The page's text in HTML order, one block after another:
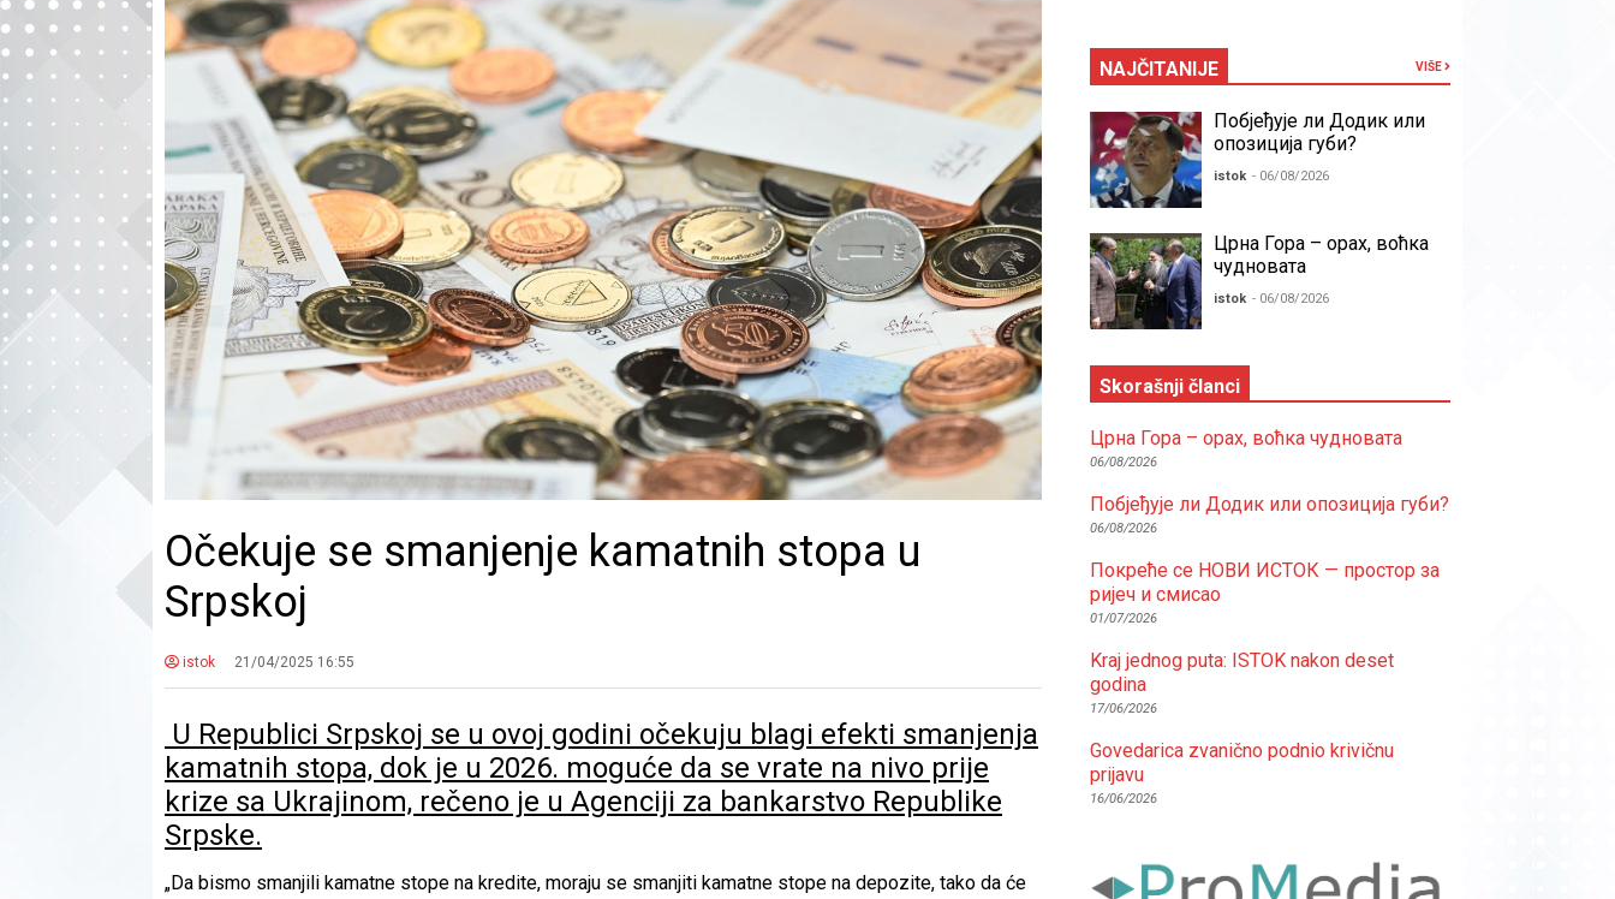
Očekuje se smanjenje kamatnih stopa u
Srpskoj
istok 21/04/2025 16:55
U Republici Srpskoj se u ovoj godini očekuju blagi efekti smanjenja
kamatnih stopa, dok je u 2026. moguće da se vrate na nivo prije
krize sa Ukrajinom, rečeno je u Agenciji za bankarstvo Republike
Srpske.
„Da bismo smanjili kamatne stope na kredite, moraju se smanjiti kamatne stope na depozite, tako da će
NAJČITANIJE VIŠE
Побјеђује ли Додик или
опозиција губи?
istok - 06/08/2026
Црна Гора – орах, воћка
чудновата
istok - 06/08/2026
Skorašnji članci
Црна Гора – орах, воћка чудновата
06/08/2026
Побјеђује ли Додик или опозиција губи?
06/08/2026
Покреће се НОВИ ИСТОК — простор за
ријеч и смисао
01/07/2026
Kraj jednog puta: ISTOK nakon deset
godina
17/06/2026
Govedarica zvanično podnio krivičnu
prijavu
16/06/2026